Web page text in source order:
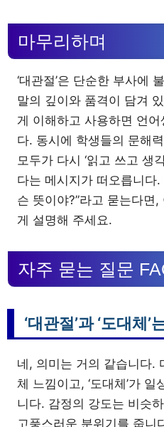
마무리하며
‘대관절’은 단순한 부사에
말의 깊이와 품격이 담겨
게 이해하고 사용하면 언
다. 동시에 학생들의 문해
모두가 다시 ‘읽고 쓰고 생
다는 메시지가 떠오릅니다
슨 뜻이야?”라고 묻는다면
게 설명해 주세요.
자주 묻는 질문
‘대관절’과 ‘도대체
네, 의미는 거의 같습니다.
체 느낌이고, ‘도대체’가
니다. 감정의 강도는 비슷
고풍스러운 분위기를 줍니